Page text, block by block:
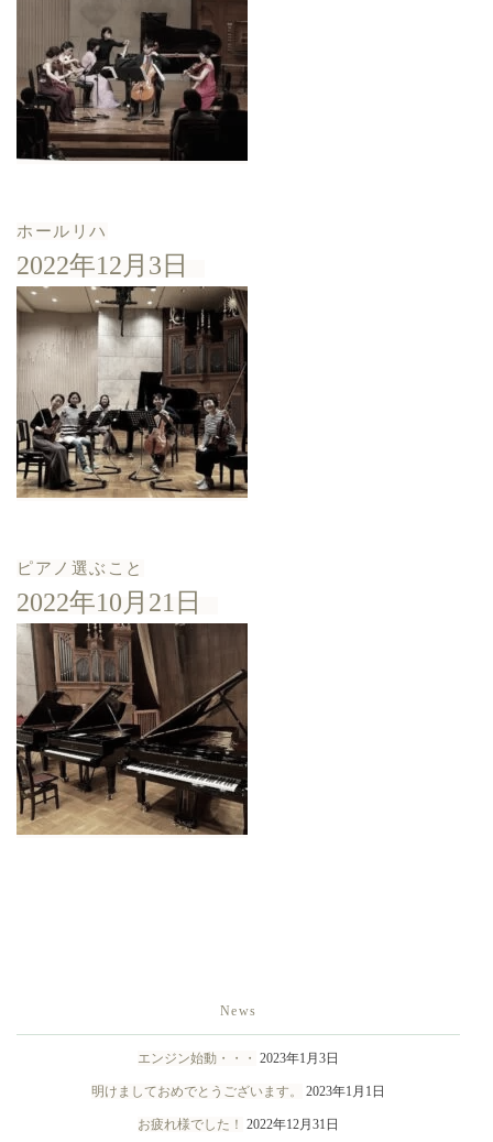
ホールリハ
2022年12月3日
ピアノ選ぶこと
2022年10月21日
News
エンジン始動・・・ 2023年1月3日
明けましておめでとうございます。 2023年1月1日
お疲れ様でした！ 2022年12月31日